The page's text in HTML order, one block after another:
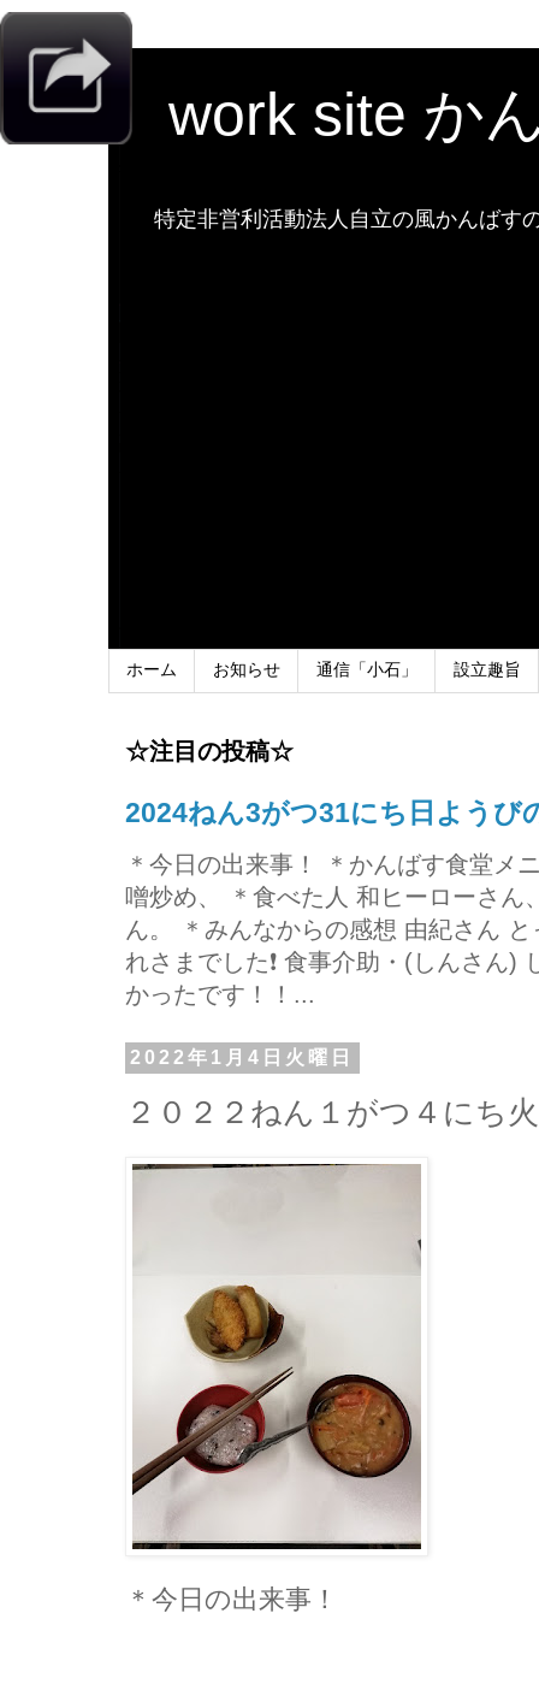
work site か
特定非営利活動法人自立の風かんばす
ホーム お知らせ 通信「小石」 設立趣旨
☆注目の投稿☆
2024ねん3がつ31にち日ようび
＊今日の出来事！ ＊かんばす食堂メ
噌炒め、 ＊食べた人 和ヒーローさん
ん。 ＊みんなからの感想 由紀さん
れさまでした❗ 食事介助・(しんさん)
かったです！！...
2022年1月4日火曜日
２０２２ねん１がつ４にち
＊今日の出来事！